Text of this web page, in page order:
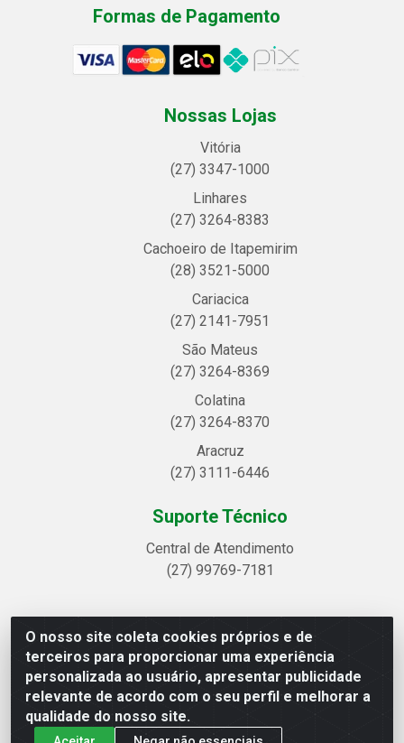
O nosso site coleta cookies próprios e de
terceiros para proporcionar uma experiência
personalizada ao usuário, apresentar publicidade
relevante de acordo com o seu perfil e melhorar a
qualidade do nosso site.
Formas de Pagamento
Nossas Lojas
Vitória
(27) 3347-1000
Linhares
(27) 3264-8383
Cachoeiro de Itapemirim
(28) 3521-5000
Cariacica
(27) 2141-7951
São Mateus
(27) 3264-8369
Colatina
(27) 3264-8370
Aracruz
(27) 3111-6446
Suporte Técnico
Central de Atendimento
(27) 99769-7181
Linhavix Distribuidora LTDA - Avenida Alegre, 2521 -
Quadra314 Lote 05 e 07 - Shell, Linhares/ES - CEP
29.901-605 - CNPJ 20.857.514/0001-75